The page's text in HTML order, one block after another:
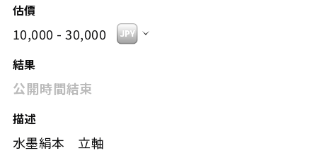
估價
10,000 - 30,000
結果
公開時間結束
描述
水墨絹本 立軸